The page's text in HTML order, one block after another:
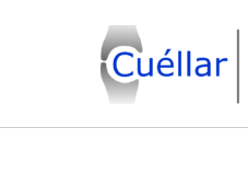
Traumatología,